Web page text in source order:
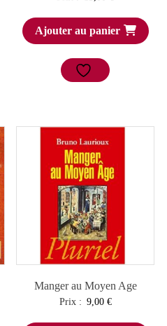
Ajouter au panier
Manger au Moyen Age
Prix : 9,00 €